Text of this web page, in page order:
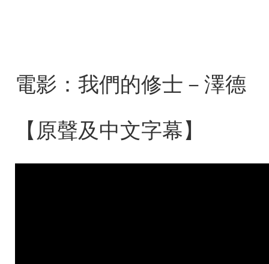
電影：我們的修士－澤德
【原聲及中文字幕】